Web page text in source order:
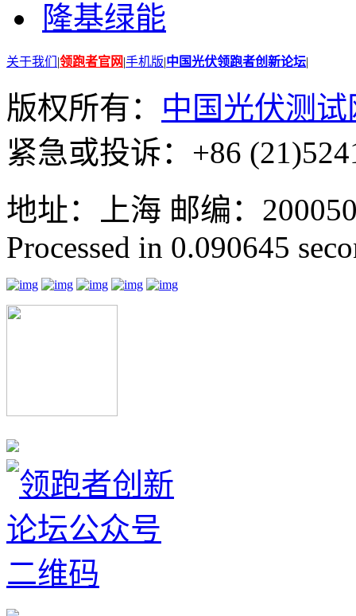
隆基绿能
关于我们 |领跑者官网|手机版|中国光伏领跑者创新论坛|
版权所有： 中国光伏测试
紧急或投诉：+86
地址：上海 邮编：
Processed in 0.090645